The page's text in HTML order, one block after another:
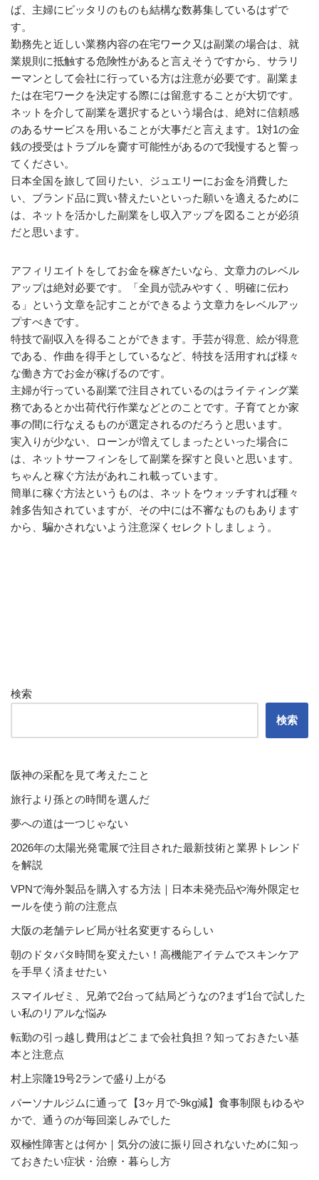
ば、主婦にピッタリのものも結構な数募集しているはずで
す。
勤務先と近しい業務内容の在宅ワーク又は副業の場合は、就
業規則に抵触する危険性があると言えそうですから、サラリ
ーマンとして会社に行っている方は注意が必要です。副業ま
たは在宅ワークを決定する際には留意することが大切です。
ネットを介して副業を選択するという場合は、絶対に信頼感
のあるサービスを用いることが大事だと言えます。1対1の金
銭の授受はトラブルを齎す可能性があるので我慢すると誓っ
てください。
日本全国を旅して回りたい、ジュエリーにお金を消費した
い、ブランド品に買い替えたいといった願いを適えるために
は、ネットを活かした副業をし収入アップを図ることが必須
だと思います。
アフィリエイトをしてお金を稼ぎたいなら、文章力のレベル
アップは絶対必要です。「全員が読みやすく、明確に伝わ
る」という文章を記すことができるよう文章力をレベルアッ
プすべきです。
特技で副収入を得ることができます。手芸が得意、絵が得意
である、作曲を得手としているなど、特技を活用すれば様々
な働き方でお金が稼げるのです。
主婦が行っている副業で注目されているのはライティング業
務であるとか出荷代行作業などとのことです。子育てとか家
事の間に行なえるものが選定されるのだろうと思います。
実入りが少ない、ローンが増えてしまったといった場合に
は、ネットサーフィンをして副業を探すと良いと思います。
ちゃんと稼ぐ方法があれこれ載っています。
簡単に稼ぐ方法というものは、ネットをウォッチすれば種々
雑多告知されていますが、その中には不審なものもあります
から、騙かされないよう注意深くセレクトしましょう。
検索
検索
阪神の采配を見て考えたこと
旅行より孫との時間を選んだ
夢への道は一つじゃない
2026年の太陽光発電展で注目された最新技術と業界トレンド
を解説
VPNで海外製品を購入する方法｜日本未発売品や海外限定セ
ールを使う前の注意点
大阪の老舗テレビ局が社名変更するらしい
朝のドタバタ時間を変えたい！高機能アイテムでスキンケア
を手早く済ませたい
スマイルゼミ、兄弟で2台って結局どうなの?まず1台で試した
い私のリアルな悩み
転勤の引っ越し費用はどこまで会社負担？知っておきたい基
本と注意点
村上宗隆19号2ランで盛り上がる
パーソナルジムに通って【3ヶ月で-9kg減】食事制限もゆるや
かで、通うのが毎回楽しみでした
双極性障害とは何か｜気分の波に振り回されないために知っ
ておきたい症状・治療・暮らし方